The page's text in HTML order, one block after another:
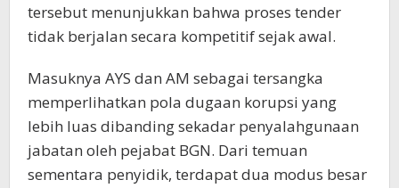
tersebut menunjukkan bahwa proses tender
tidak berjalan secara kompetitif sejak awal.
Masuknya AYS dan AM sebagai tersangka
memperlihatkan pola dugaan korupsi yang
lebih luas dibanding sekadar penyalahgunaan
jabatan oleh pejabat BGN. Dari temuan
sementara penyidik, terdapat dua modus besar